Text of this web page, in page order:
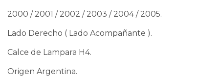
2000 / 2001 / 2002 / 2003 / 2004 / 2005.
Lado Derecho ( Lado Acompañante ).
Calce de Lampara H4.
Origen Argentina.